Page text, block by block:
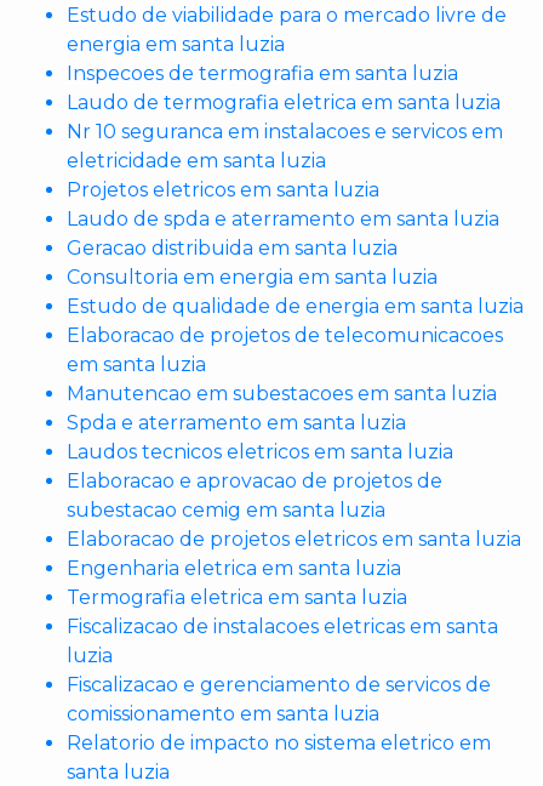
Estudo de viabilidade para o mercado livre de
energia em santa luzia
Inspecoes de termografia em santa luzia
Laudo de termografia eletrica em santa luzia
Nr 10 seguranca em instalacoes e servicos em
eletricidade em santa luzia
Projetos eletricos em santa luzia
Laudo de spda e aterramento em santa luzia
Geracao distribuida em santa luzia
Consultoria em energia em santa luzia
Estudo de qualidade de energia em santa luzia
Elaboracao de projetos de telecomunicacoes
em santa luzia
Manutencao em subestacoes em santa luzia
Spda e aterramento em santa luzia
Laudos tecnicos eletricos em santa luzia
Elaboracao e aprovacao de projetos de
subestacao cemig em santa luzia
Elaboracao de projetos eletricos em santa luzia
Engenharia eletrica em santa luzia
Termografia eletrica em santa luzia
Fiscalizacao de instalacoes eletricas em santa
luzia
Fiscalizacao e gerenciamento de servicos de
comissionamento em santa luzia
Relatorio de impacto no sistema eletrico em
santa luzia